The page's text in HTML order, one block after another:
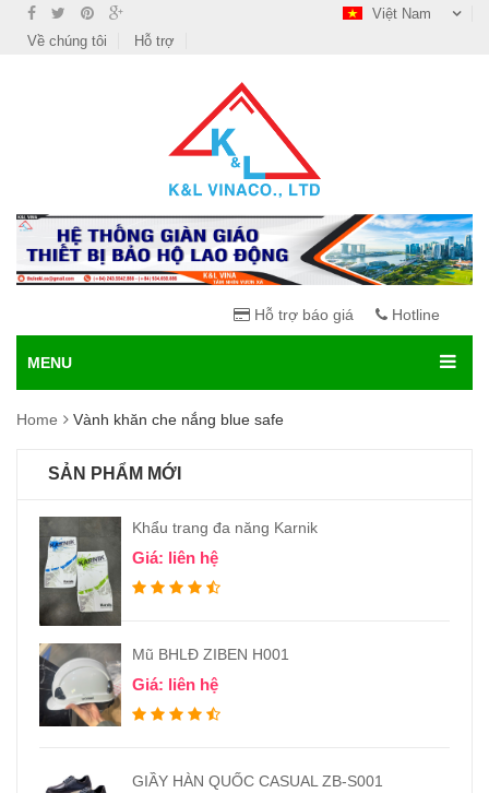
Việt Nam
Về chúng tôi
Hỗ trợ
Hỗ trợ báo giá Hotline
MENU
Home Vành khăn che nắng blue safe
SẢN PHẨM MỚI
Khẩu trang đa năng Karnik
Giá: liên hệ
Mũ BHLĐ ZIBEN H001
Giá: liên hệ
GIẦY HÀN QUỐC CASUAL ZB-S001